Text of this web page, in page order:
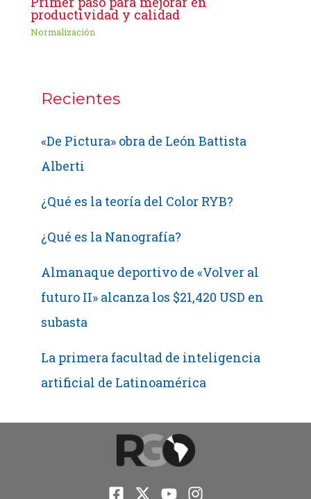
productividad y calidad
Normalización
Recientes
«De Pictura» obra de León Battista
Alberti
¿Qué es la teoría del Color RYB?
¿Qué es la Nanografía?
Almanaque deportivo de «Volver al
futuro II» alcanza los $21,420 USD en
subasta
La primera facultad de inteligencia
artificial de Latinoamérica